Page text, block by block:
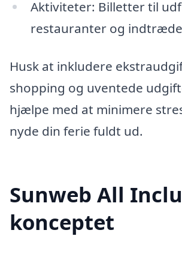
Aktiviteter: Billetter til
restauranter og
Husk at inkludere
shopping og uventede
hjælpe med at minimere
nyde din ferie fuldt ud.
Sunweb All
konceptet